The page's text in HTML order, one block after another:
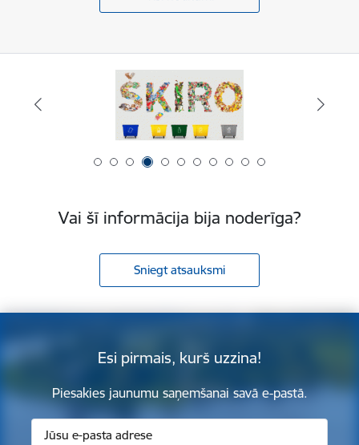
Vai šī informācija bija noderīga?
Sniegt atsauksmi
Esi pirmais, kurš uzzina!
Piesakies jaunumu saņemšanai savā e-pastā.